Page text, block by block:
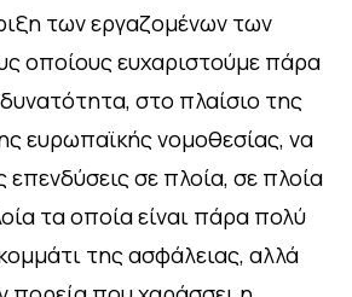
των εργαζομένων των
οποίους ευχαριστούμε πάρα
στο πλαίσιο της
ευρωπαϊκής νομοθεσίας, να
επενδύσεις σε πλοία, σε πλοία
τα οποία είναι πάρα πολύ
της ασφάλειας, αλλά